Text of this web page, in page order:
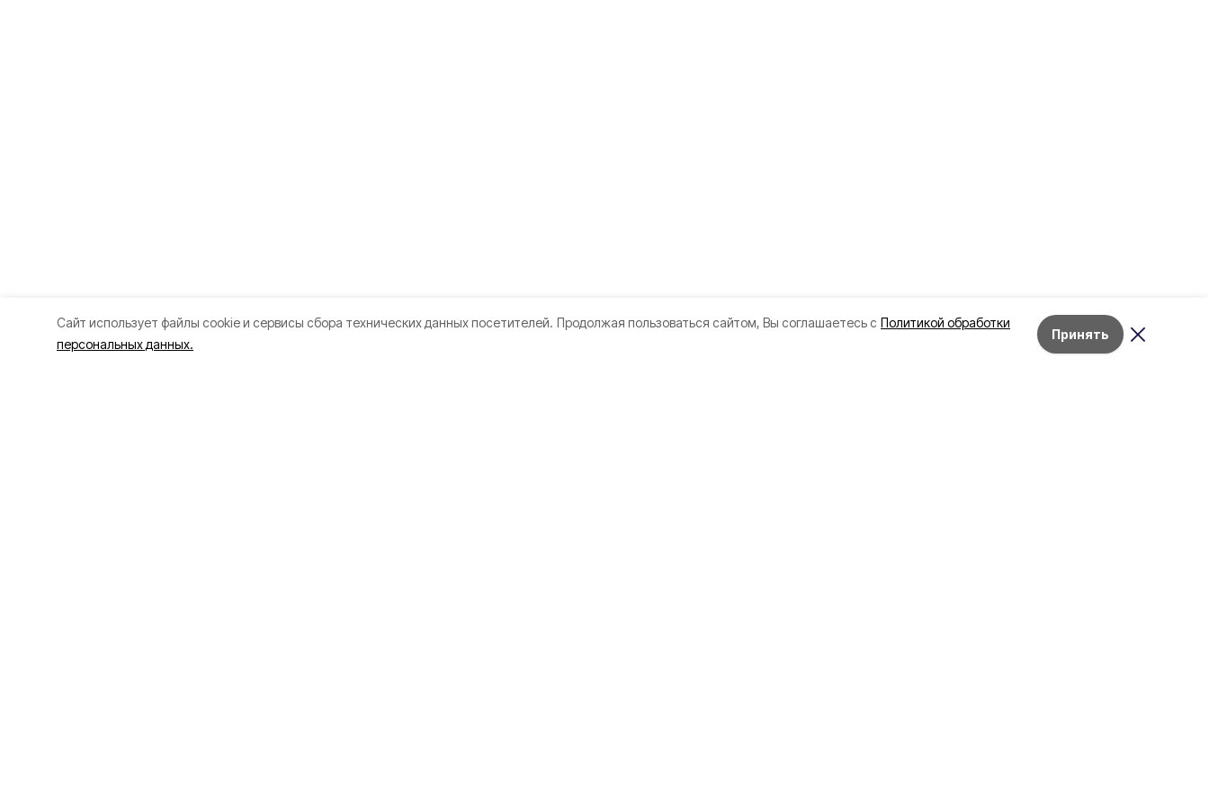
Cайт использует файлы cookie и сервисы сбора технических данных посетителей. Продолжая пользоваться сайтом, Вы соглашаетесь с Политикой обработки
персональных данных.
Принять